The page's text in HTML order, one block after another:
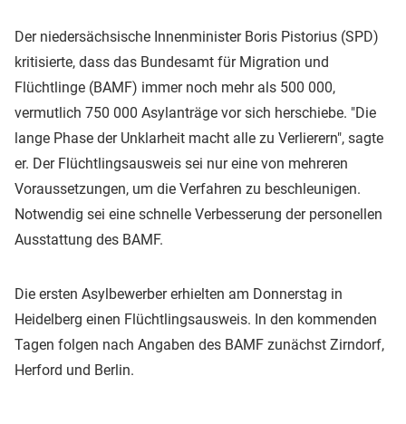
Der niedersächsische Innenminister Boris Pistorius (SPD)
kritisierte, dass das Bundesamt für Migration und
Flüchtlinge (BAMF) immer noch mehr als 500 000,
vermutlich 750 000 Asylanträge vor sich herschiebe. "Die
lange Phase der Unklarheit macht alle zu Verlierern", sagte
er. Der Flüchtlingsausweis sei nur eine von mehreren
Voraussetzungen, um die Verfahren zu beschleunigen.
Notwendig sei eine schnelle Verbesserung der personellen
Ausstattung des BAMF.
Die ersten Asylbewerber erhielten am Donnerstag in
Heidelberg einen Flüchtlingsausweis. In den kommenden
Tagen folgen nach Angaben des BAMF zunächst Zirndorf,
Herford und Berlin.